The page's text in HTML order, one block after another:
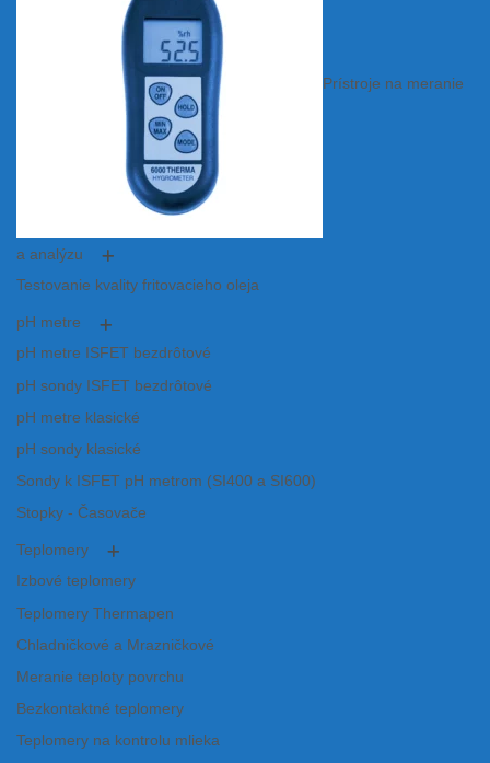
Prístroje na meranie
a analýzu
Testovanie kvality fritovacieho oleja
pH metre
pH metre ISFET bezdrôtové
pH sondy ISFET bezdrôtové
pH metre klasické
pH sondy klasické
Sondy k ISFET pH metrom (SI400 a SI600)
Stopky - Časovače
Teplomery
Izbové teplomery
Teplomery Thermapen
Chladničkové a Mrazničkové
Meranie teploty povrchu
Bezkontaktné teplomery
Teplomery na kontrolu mlieka